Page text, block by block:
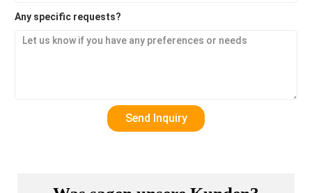
Any specific requests?